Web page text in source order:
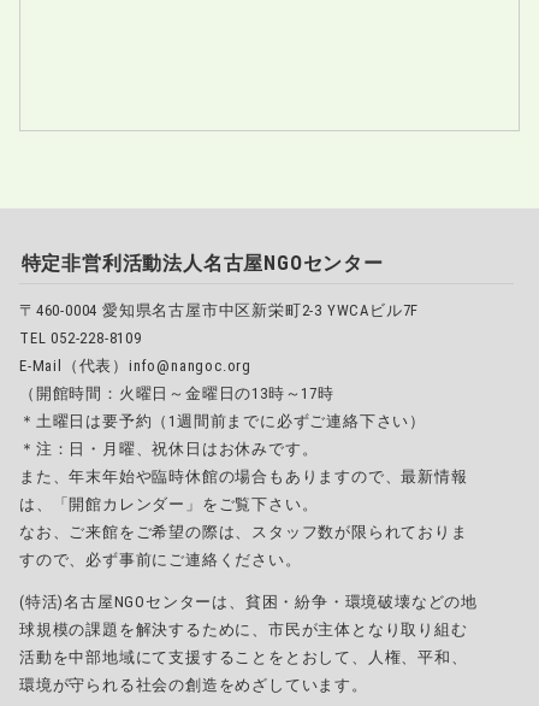
特定非営利活動法人名古屋NGOセンター
〒460-0004 愛知県名古屋市中区新栄町2-3 YWCAビル7F
TEL 052-228-8109
E-Mail（代表）info@nangoc.org
（開館時間：火曜日～金曜日の13時～17時
＊土曜日は要予約（1週間前までに必ずご連絡下さい）
＊注：日・月曜、祝休日はお休みです。
また、年末年始や臨時休館の場合もありますので、最新情報
は、「開館カレンダー」をご覧下さい。
なお、ご来館をご希望の際は、スタッフ数が限られておりま
すので、必ず事前にご連絡ください。
(特活)名古屋NGOセンターは、貧困・紛争・環境破壊などの地
球規模の課題を解決するために、市民が主体となり取り組む
活動を中部地域にて支援することをとおして、人権、平和、
環境が守られる社会の創造をめざしています。